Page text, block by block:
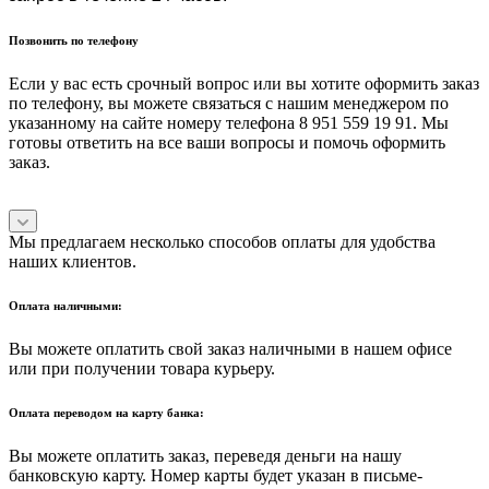
Позвонить по телефону
Если у вас есть срочный вопрос или вы хотите оформить заказ
по телефону, вы можете связаться с нашим менеджером по
указанному на сайте номеру телефона 8 951 559 19 91. Мы
готовы ответить на все ваши вопросы и помочь оформить
заказ.
Мы предлагаем несколько способов оплаты для удобства
наших клиентов.
Оплата наличными:
Вы можете оплатить свой заказ наличными в нашем офисе
или при получении товара курьеру.
Оплата переводом на карту банка:
Вы можете оплатить заказ, переведя деньги на нашу
банковскую карту. Номер карты будет указан в письме-